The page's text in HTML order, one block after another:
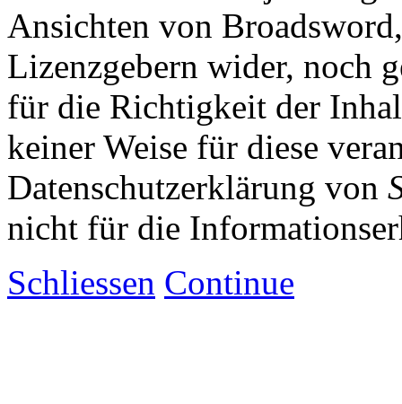
Ansichten von
Lizenzgebern wider, noch
für die Richtigkeit der
keiner Weise für diese
Datenschutzerklärung von
nicht für die
Schliessen Continue